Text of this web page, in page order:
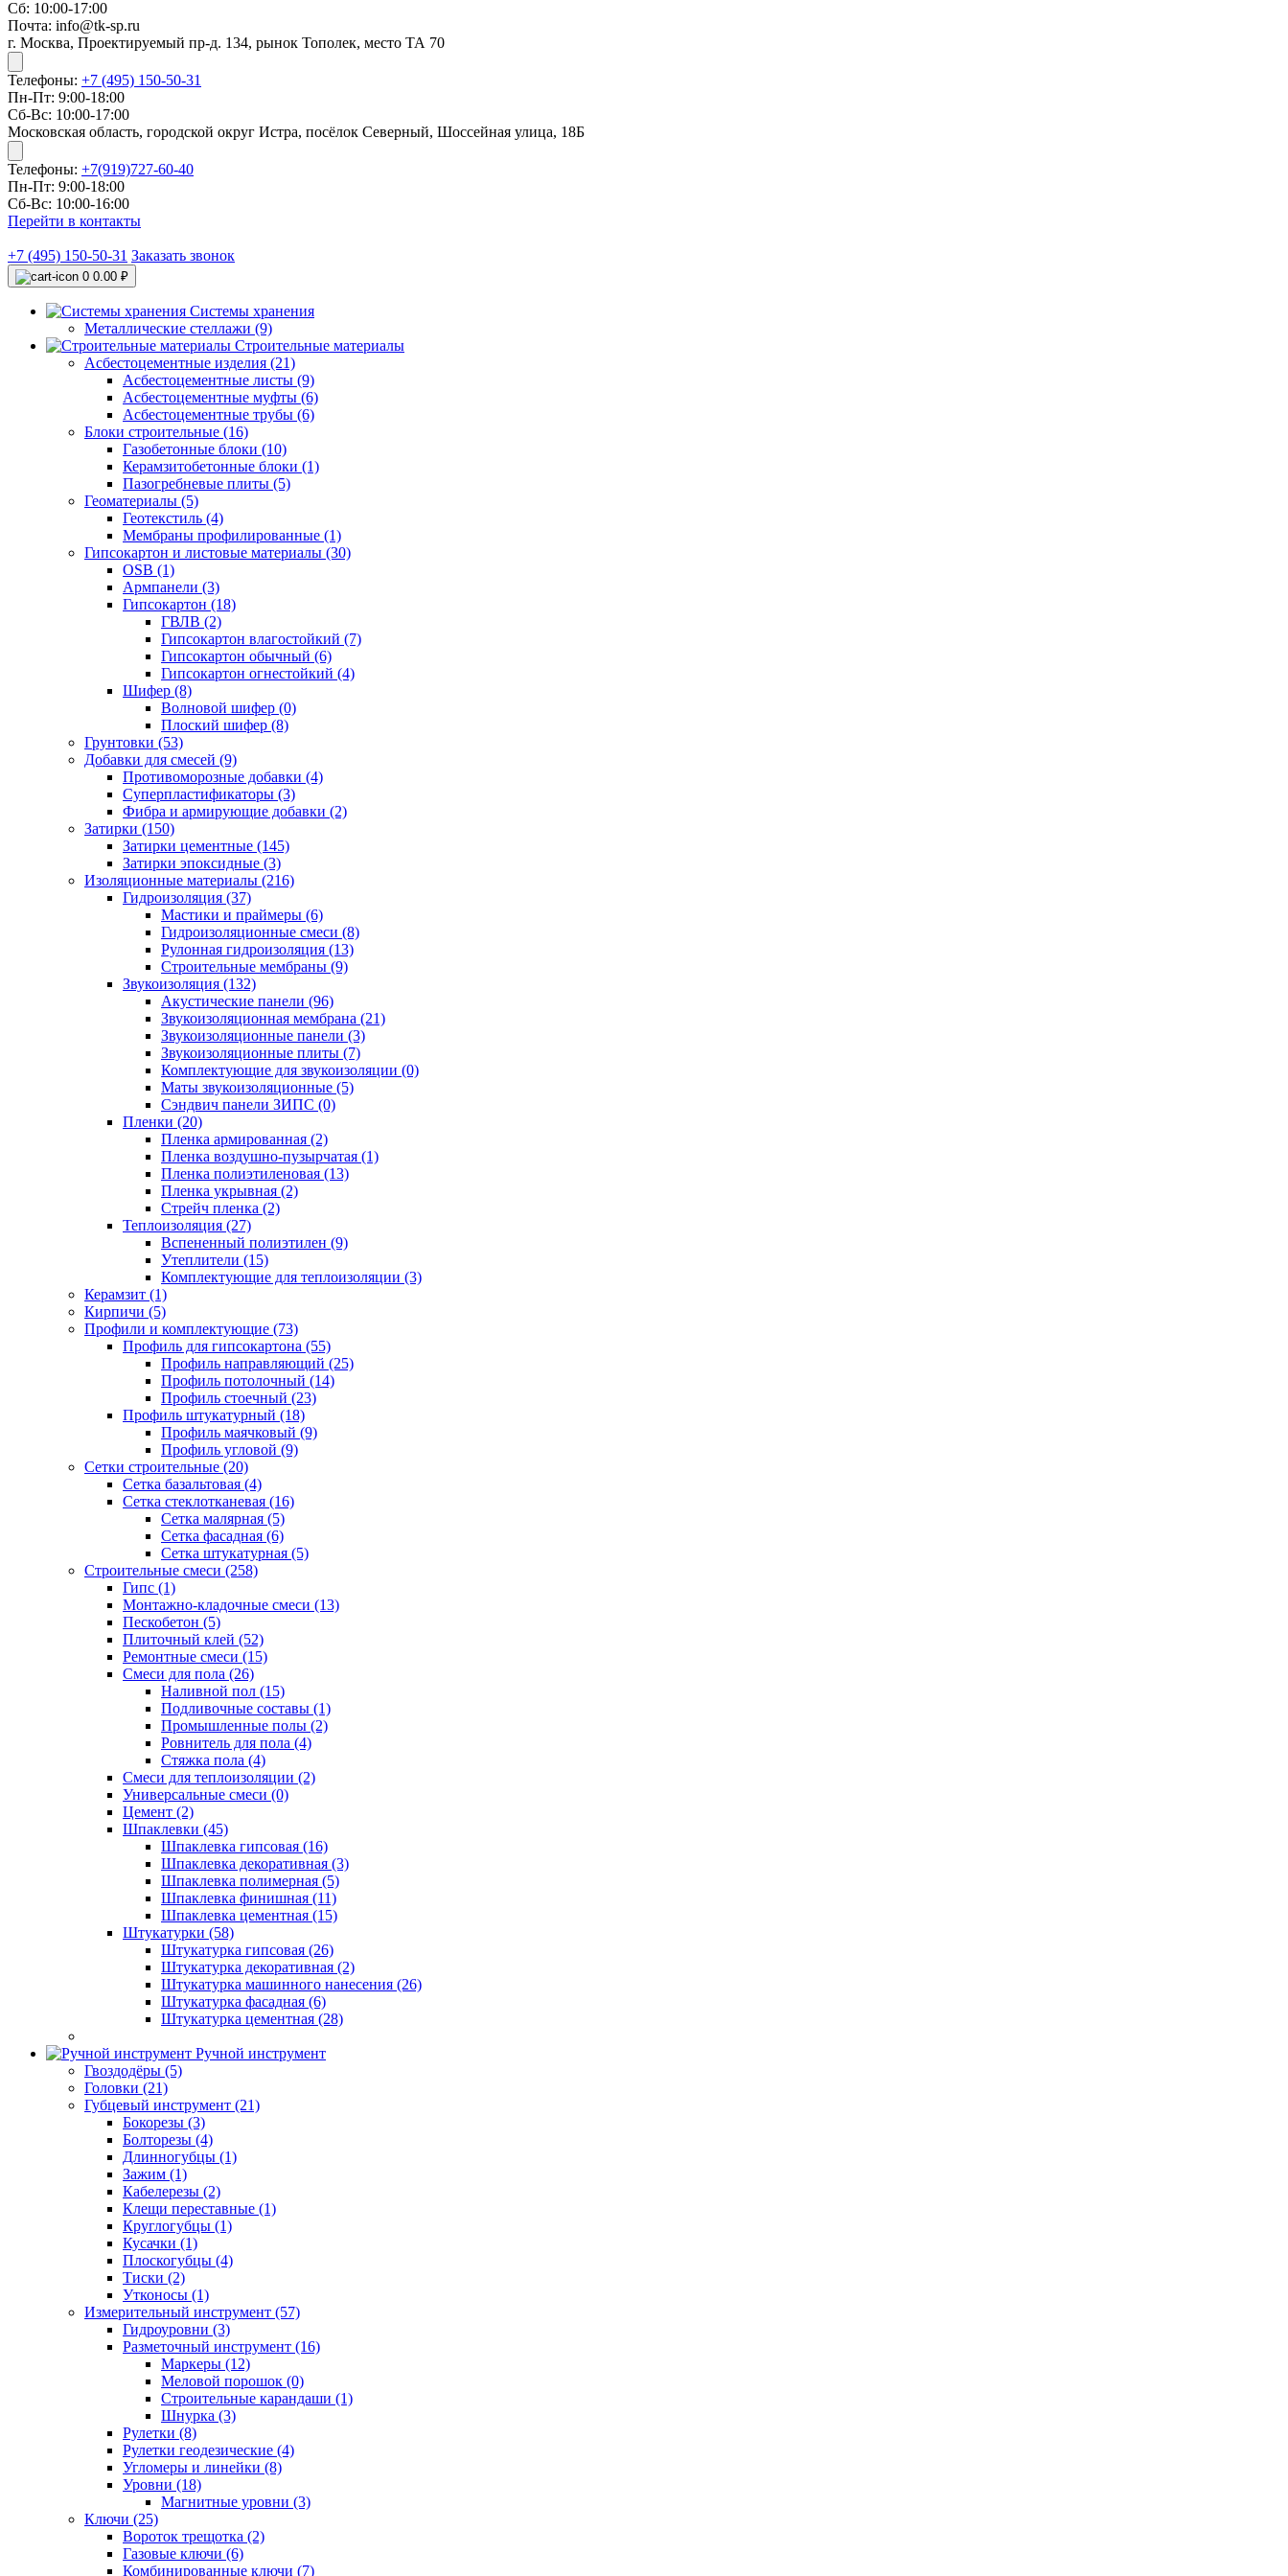
Сб: 10:00-17:00
Почта: info@tk-sp.ru
г. Москва, Проектируемый пр-д. 134, рынок Тополек, место ТА 70
Телефоны: +7 (495) 150-50-31
Пн-Пт: 9:00-18:00
Сб-Вс: 10:00-17:00
Московская область, городской округ Истра, посёлок Северный, Шоссейная улица, 18Б
Телефоны: +7(919)727-60-40
Пн-Пт: 9:00-18:00
Сб-Вс: 10:00-16:00
Перейти в контакты
+7 (495) 150-50-31 Заказать звонок
0 0.00 ₽
Системы хранения
Металлические стеллажи (9)
Строительные материалы
Асбестоцементные изделия (21)
Асбестоцементные листы (9)
Асбестоцементные муфты (6)
Асбестоцементные трубы (6)
Блоки строительные (16)
Газобетонные блоки (10)
Керамзитобетонные блоки (1)
Пазогребневые плиты (5)
Геоматериалы (5)
Геотекстиль (4)
Мембраны профилированные (1)
Гипсокартон и листовые материалы (30)
OSB (1)
Армпанели (3)
Гипсокартон (18)
ГВЛВ (2)
Гипсокартон влагостойкий (7)
Гипсокартон обычный (6)
Гипсокартон огнестойкий (4)
Шифер (8)
Волновой шифер (0)
Плоский шифер (8)
Грунтовки (53)
Добавки для смесей (9)
Противоморозные добавки (4)
Суперпластификаторы (3)
Фибра и армирующие добавки (2)
Затирки (150)
Затирки цементные (145)
Затирки эпоксидные (3)
Изоляционные материалы (216)
Гидроизоляция (37)
Мастики и праймеры (6)
Гидроизоляционные смеси (8)
Рулонная гидроизоляция (13)
Строительные мембраны (9)
Звукоизоляция (132)
Акустические панели (96)
Звукоизоляционная мембрана (21)
Звукоизоляционные панели (3)
Звукоизоляционные плиты (7)
Комплектующие для звукоизоляции (0)
Маты звукоизоляционные (5)
Сэндвич панели ЗИПС (0)
Пленки (20)
Пленка армированная (2)
Пленка воздушно-пузырчатая (1)
Пленка полиэтиленовая (13)
Пленка укрывная (2)
Стрейч пленка (2)
Теплоизоляция (27)
Вспененный полиэтилен (9)
Утеплители (15)
Комплектующие для теплоизоляции (3)
Керамзит (1)
Кирпичи (5)
Профили и комплектующие (73)
Профиль для гипсокартона (55)
Профиль направляющий (25)
Профиль потолочный (14)
Профиль стоечный (23)
Профиль штукатурный (18)
Профиль маячковый (9)
Профиль угловой (9)
Сетки строительные (20)
Сетка базальтовая (4)
Сетка стеклотканевая (16)
Сетка малярная (5)
Сетка фасадная (6)
Сетка штукатурная (5)
Строительные смеси (258)
Гипс (1)
Монтажно-кладочные смеси (13)
Пескобетон (5)
Плиточный клей (52)
Ремонтные смеси (15)
Смеси для пола (26)
Наливной пол (15)
Подливочные составы (1)
Промышленные полы (2)
Ровнитель для пола (4)
Стяжка пола (4)
Смеси для теплоизоляции (2)
Универсальные смеси (0)
Цемент (2)
Шпаклевки (45)
Шпаклевка гипсовая (16)
Шпаклевка декоративная (3)
Шпаклевка полимерная (5)
Шпаклевка финишная (11)
Шпаклевка цементная (15)
Штукатурки (58)
Штукатурка гипсовая (26)
Штукатурка декоративная (2)
Штукатурка машинного нанесения (26)
Штукатурка фасадная (6)
Штукатурка цементная (28)
Ручной инструмент
Гвоздодёры (5)
Головки (21)
Губцевый инструмент (21)
Бокорезы (3)
Болторезы (4)
Длинногубцы (1)
Зажим (1)
Кабелерезы (2)
Клещи переставные (1)
Круглогубцы (1)
Кусачки (1)
Плоскогубцы (4)
Тиски (2)
Утконосы (1)
Измерительный инструмент (57)
Гидроуровни (3)
Разметочный инструмент (16)
Маркеры (12)
Меловой порошок (0)
Строительные карандаши (1)
Шнурка (3)
Рулетки (8)
Рулетки геодезические (4)
Угломеры и линейки (8)
Уровни (18)
Магнитные уровни (3)
Ключи (25)
Вороток трещотка (2)
Газовые ключи (6)
Комбинированные ключи (7)